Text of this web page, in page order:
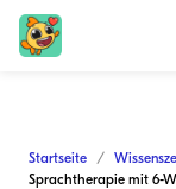
Startseite